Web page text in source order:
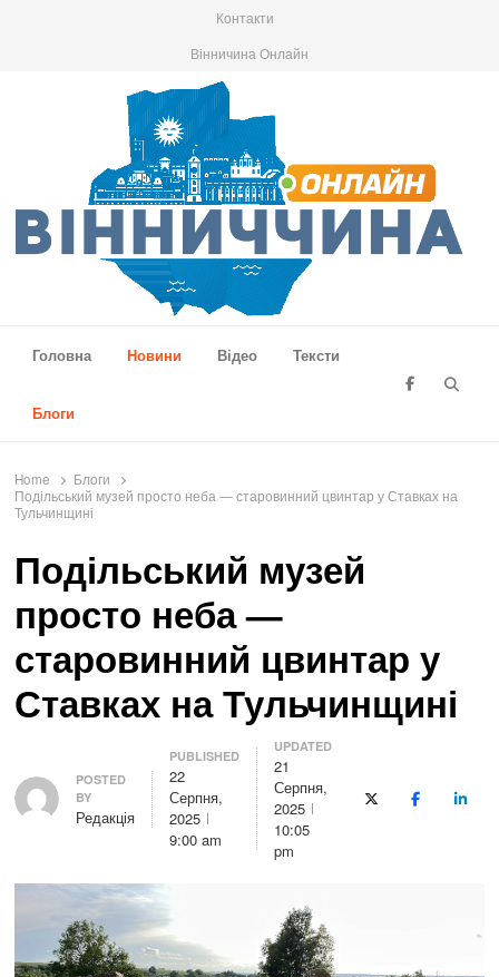
Контакти
Вінничина Онлайн
Головна
Новини Відео Тексти
Блоги
Home
Блоги
Подільський музей просто неба — старовинний цвинтар у Ставках на
Тульчинщині
Подільський музей
просто неба —
старовинний цвинтар у
Ставках на Тульчинщині
Author
POSTED
BY
Редакція
PUBLISHED
22
Серпня,
2025
9:00 am
UPDATED
21
Серпня,
2025
10:05
pm
X (Twitter)Facebook